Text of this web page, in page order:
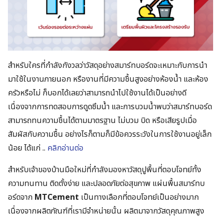
Search
สำหรับใครที่กำลังกังวลว่าวัสดุอย่างสมาร์ทบอร์ดจะเหมาะกับการนำ
มาใช้ในงานภายนอก หรืองานที่มีความชื้นสูงอย่างห้องน้ำ และห้อง
ครัวหรือไม่ ก็บอกได้เลยว่าสามารถนำไปใช้งานได้เป็นอย่างดี
เนื่องจากการทดสอบการดูดซึมน้ำ และการบวมน้ำพบว่าสมาร์ทบอร์ด
สามารถทนความชื้นได้ตามมาตรฐาน ไม่บวม บิด หรือเสียรูปเมื่อ
สัมผัสกับความชื้น อย่างไรก็ตามก็มีข้อควรระวังในการใช้งานอยู่เล็ก
น้อย ได้แก่ .. คลิกอ่านต่อ
สำหรับเจ้าของบ้านมือใหม่ที่กำลังมองหาวัสดุปูพื้นที่ตอบโจทย์ทั้ง
ความทนทาน ติดตั้งง่าย และปลอดภัยต่อสุขภาพ แผ่นพื้นสมาร์ทบ
อร์ดจาก MTCement เป็นทางเลือกที่ตอบโจทย์เป็นอย่างมาก
เนื่องจากผลิตภัณฑ์ที่เรามีจำหน่ายนั้น ผลิตมาจากวัสดุคุณภาพสูง